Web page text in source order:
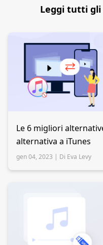
Leggi tutti gli
Le 6 migliori
alternativa a iTunes
gen 04, 2023 | Di Eva Levy